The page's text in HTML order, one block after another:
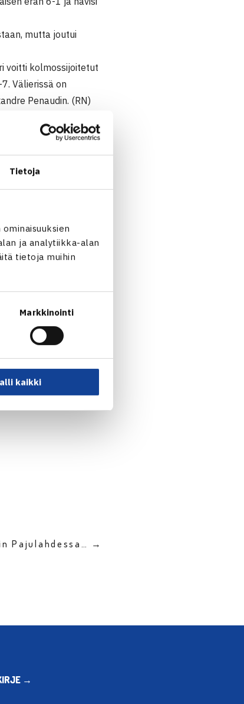
Tietoja
ja analytiikka-alan
tietoja muihin
Markkinointi
kaikki
mutta joutui
voitti kolmossijoitetut
Välierissä on
Penaudin. (RN)
(villi kortti) 16
Pereira Portugali (3.)
Pajulahdessa… →
→